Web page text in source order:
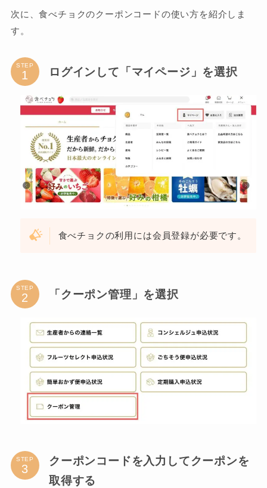
次に、食べチョクのクーポンコードの使い方を紹介しま
す。
STEP
ログインして「マイページ」を選択
食べチョクの利用には会員登録が必要です。
STEP
「クーポン管理」を選択
STEP
クーポンコードを入力してクーポンを
取得する